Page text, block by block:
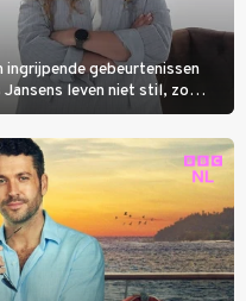
ingrijpende gebeurtenissen
leven niet stil, zo